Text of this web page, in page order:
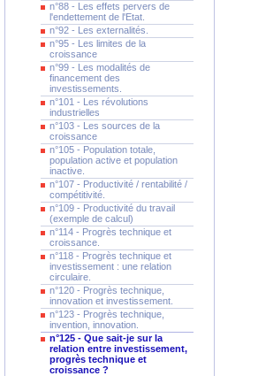
n°88 - Les effets pervers de
l'endettement de l'Etat.
n°92 - Les externalités.
n°95 - Les limites de la
croissance
n°99 - Les modalités de
financement des
investissements.
n°101 - Les révolutions
industrielles
n°103 - Les sources de la
croissance
n°105 - Population totale,
population active et population
inactive.
n°107 - Productivité / rentabilité /
compétitivité.
n°109 - Productivité du travail
(exemple de calcul)
n°114 - Progrès technique et
croissance.
n°118 - Progrès technique et
investissement : une relation
circulaire.
n°120 - Progrès technique,
innovation et investissement.
n°123 - Progrès technique,
invention, innovation.
n°125 - Que sait-je sur la
relation entre investissement,
progrès technique et
croissance ?